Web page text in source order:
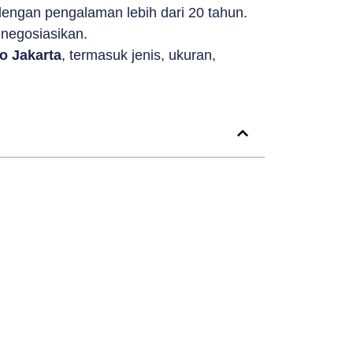
pengalaman lebih dari 20 tahun.
Jakarta, termasuk jenis, ukuran,